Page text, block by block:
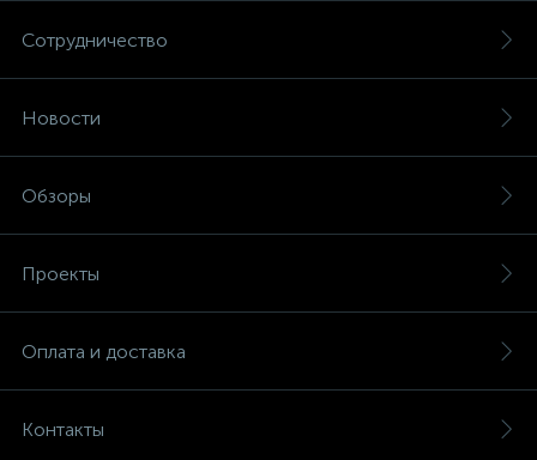
Сотрудничество
Новости
Обзоры
Проекты
Оплата и доставка
Контакты